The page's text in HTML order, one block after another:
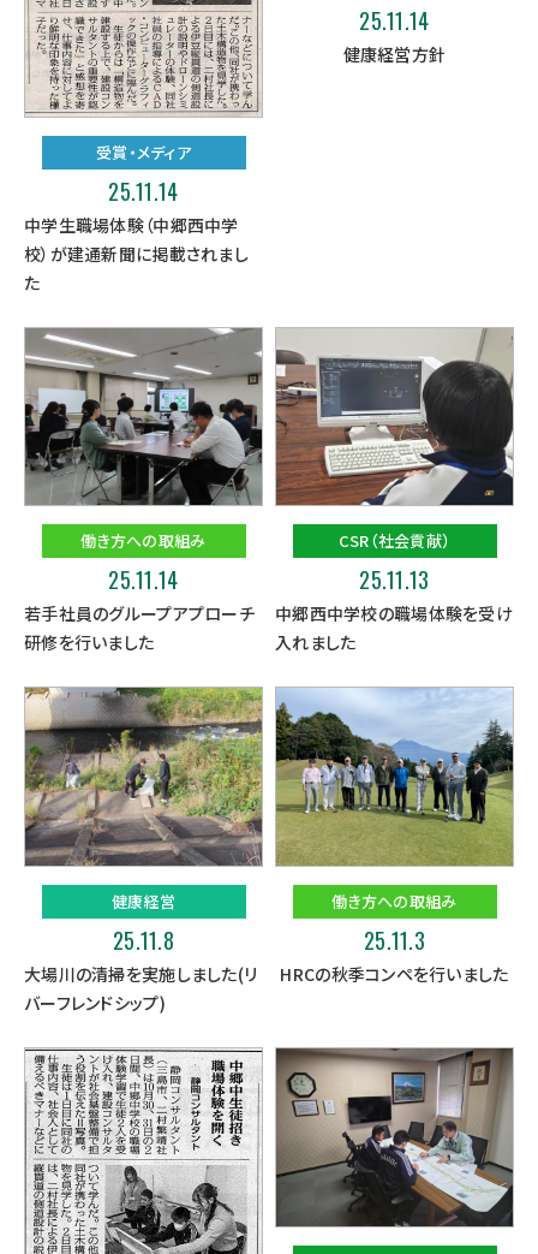
受賞・メディア
25.11.14
中学生職場体験（中郷西中学
校）が建通新聞に掲載されまし
た
25.11.14
健康経営方針
働き方への取組み
25.11.14
若手社員のグループアプローチ
研修を行いました
CSR（社会貢献）
25.11.13
中郷西中学校の職場体験を受け
入れました
健康経営
25.11.8
大場川の清掃を実施しました(リ
バーフレンドシップ)
働き方への取組み
25.11.3
HRCの秋季コンペを行いました